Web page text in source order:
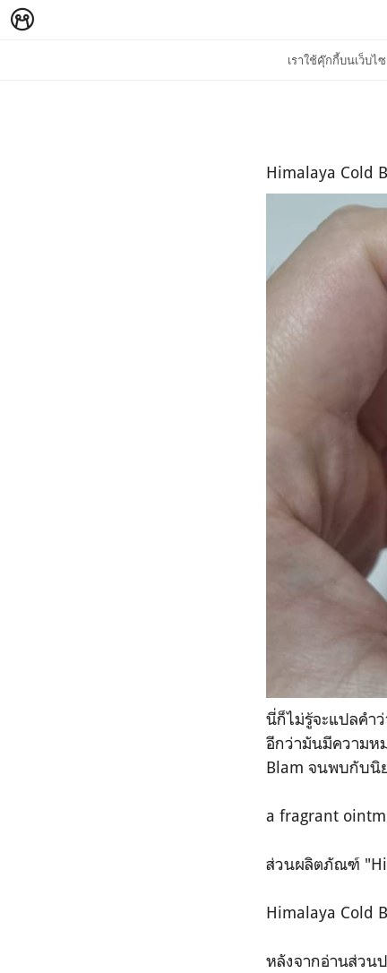
เราใช้คุ๊กกี้บนเว็บ
Himalaya Cold
นี่ก็ไม่รู้จะแปลคำ
อีกว่ามันมีความห
Blam จนพบกับนิ
a fragrant
ส่วนผลิตภัณฑ์
Himalaya Cold
หลังจากอ่านส่วน